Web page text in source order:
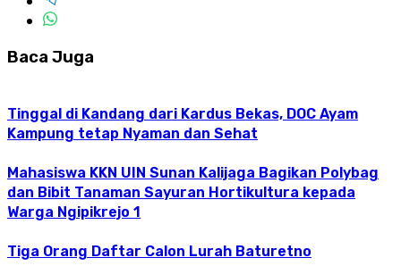
Baca Juga
Tinggal di Kandang dari Kardus Bekas, DOC Ayam
Kampung tetap Nyaman dan Sehat
Mahasiswa KKN UIN Sunan Kalijaga Bagikan Polybag
dan Bibit Tanaman Sayuran Hortikultura kepada
Warga Ngipikrejo 1
Tiga Orang Daftar Calon Lurah Baturetno